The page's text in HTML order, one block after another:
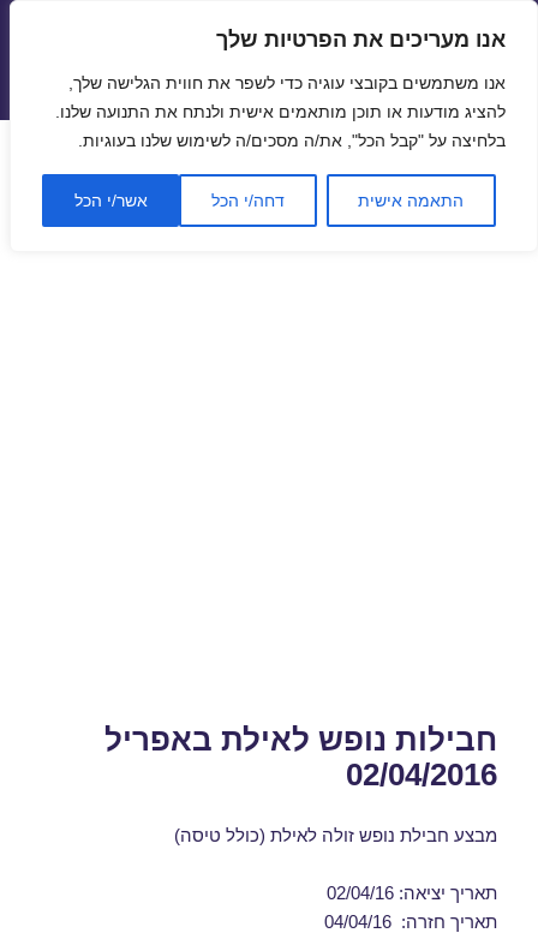
אנו מעריכים את הפרטיות שלך
אנו משתמשים בקובצי עוגיה כדי לשפר את חווית הגלישה שלך,
להציג מודעות או תוכן מותאמים אישית ולנתח את התנועה שלנו.
בלחיצה על "קבל הכל", את/ה מסכים/ה לשימוש שלנו בעוגיות.
התאמה אישית דחה/י הכל אשר/י הכל
תפריטים
ווידג'טים
חבילות נופש לאילת באפריל
02/04/2016
מבצע חבילת נופש זולה לאילת (כולל טיסה)
תאריך יציאה: 02/04/16
תאריך חזרה: 04/04/16